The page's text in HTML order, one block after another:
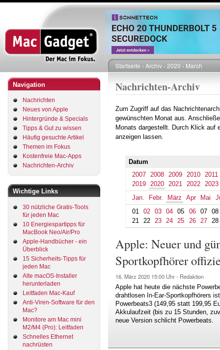
Direkt
zum
Inhalt
Navigation
Nachrichten
Neues von Apple
Hintergründe & Specials
Tipps & Gut zu wissen
Häufig gesuchte Artikel
Themen im Fokus
Kostenfreie Mac-Apps
Nachrichten-Archiv
Wichtige Links
30 nützliche Gratis-Tools
für jeden Mac
10 Energiespartipps für
MacBook Neo/Air/Pro
Apple-Handbücher - ein
Überblick
15 Sicherheits-Tipps für
jeden Mac
Alte macOS-Installer
herunterladen
Leitfaden Mac-Kauf
Anti-Viren-Software für den
Mac?
Monitore am Mac mini
M2/M4 (Pro): Leitfaden
Schnelles Ethernet
nachrüsten
Pfadnavigation
Startseite Archiv 2020 March
Nachrichten-Archiv
Zum Zugriff auf das
gewünschten Monat aus.
Monats dargestellt. Durch Klick auf
anzeigen lassen.
Datum
2007
2008 2009 2010
2011
2019
2020 2021 2022
2023
Jan.
Febr. März Apr Mai
01
02 03 04 05 06 07
08
21
22 23 24 25 26 27 28
Apple: Neuer und
Sportkopfhörer
16. März 2020 15:00 Uhr - Redaktion
Apple hat heute die nächste
drahtlosen In-Ear-Sportkopfhörers
Powerbeats3 (149,95 statt 199,95
Akkulaufzeit (bis zu 15 Stunden,
neue Version schlicht Powerbeats.